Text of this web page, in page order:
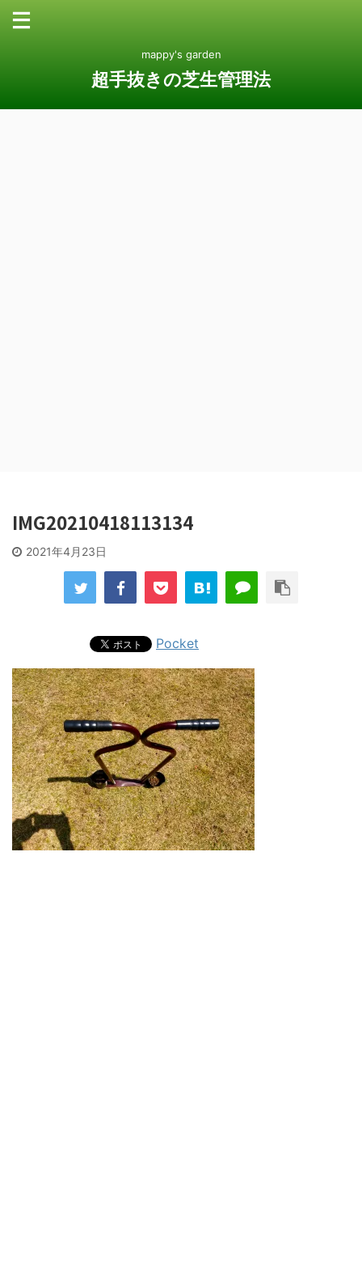
mappy's garden
超手抜きの芝生管理法
IMG20210418113134
2021年4月23日
Pocket